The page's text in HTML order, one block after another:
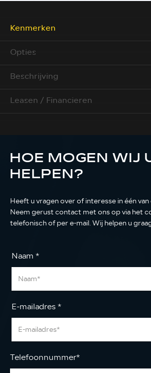
Kenmerken
Opties
Beschrijving
Leasen / Financieren
HOE MOGEN WIJ
HELPEN?
Heeft u vragen over of interesse in één
Neem gerust contact met ons op via het
telefonisch of per e-mail. Wij helpen u
Naam *
E-mailadres*
Telefoonnummer*